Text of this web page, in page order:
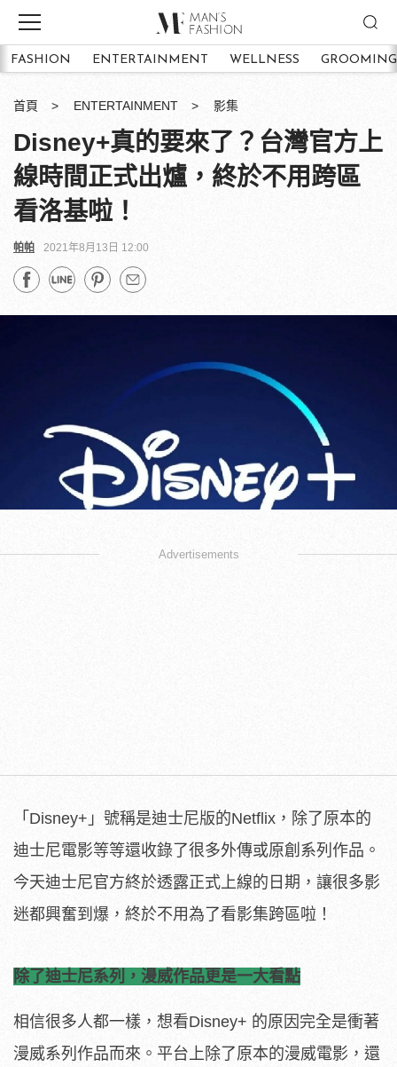
FASHION ENTERTAINMENT WELLNESS GROOMING
首頁 ENTERTAINMENT 影集
Disney+真的要來了？台灣官方上
線時間正式出爐，終於不用跨區
看洛基啦！
帕帕 2021年8月13日 12:00
Advertisements
「Disney+」號稱是迪士尼版的Netflix，除了原本的
迪士尼電影等等還收錄了很多外傳或原創系列作品。
今天迪士尼官方終於透露正式上線的日期，讓很多影
迷都興奮到爆，終於不用為了看影集跨區啦！
除了迪士尼系列，漫威作品更是一大看點
相信很多人都一樣，想看Disney+ 的原因完全是衝著
漫威系列作品而來。平台上除了原本的漫威電影，還